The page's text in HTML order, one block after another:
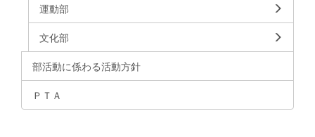
運動部
文化部
部活動に係わる活動方針
ＰＴＡ